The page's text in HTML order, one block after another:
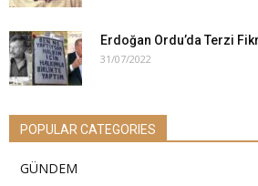
Erdoğan Ordu’da Terzi
31/07/2022
POPULAR CATEGORIES
GÜNDEM